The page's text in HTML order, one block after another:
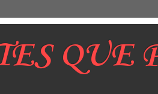
QUE